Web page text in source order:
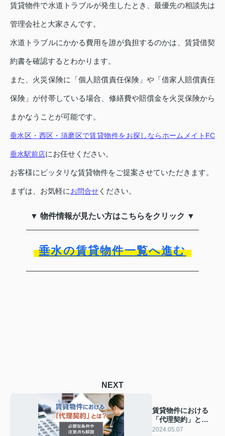
賃貸物件で水道トラブルが発生したとき、最優先の相談先は
管理会社と大家さんです。
水道トラブルにかかる費用を誰が負担するのかは、賃貸借契
約書を確認するとわかります。
また、火災保険に「個人賠償責任保険」や「借家人賠償責任
保険」が付帯している場合、修繕費や賠償金を火災保険から
まかなうことが可能です。
垂水区・西区・須磨区で賃貸物件をお探しならホームメイトFC
垂水駅前店にお任せください。
お客様にピッタリな賃貸物件をご提案させていただきます。
まずは、お気軽にお問合せ ください。
▼ 物件情報が見たい方はこちらをクリック ▼
垂水の賃貸物件一覧へ進む
NEXT
賃貸物件における
「代理契約」と
は？必要な条件や
2024.05.07